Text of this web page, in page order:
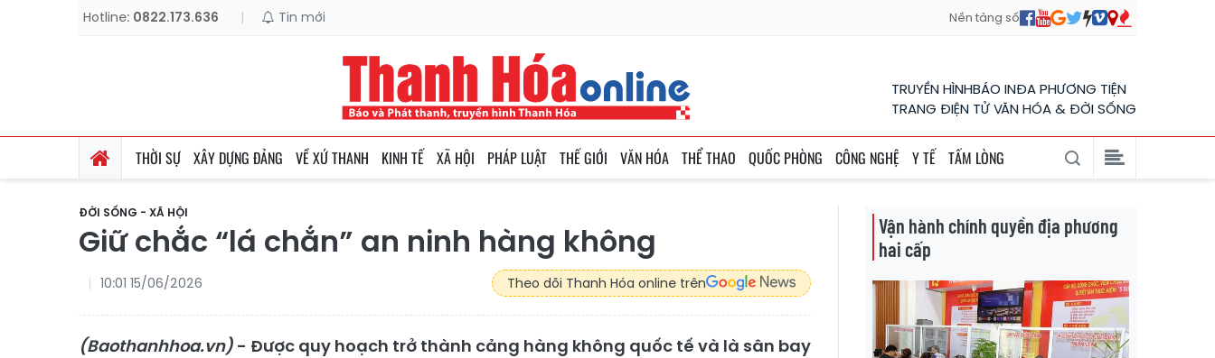
Hotline: 0822.173.636 | Tin mới Nền tảng số
TRUYỀN HÌNHBÁO INĐA PHƯƠNG TIỆN
TRANG ĐIỆN TỬ VĂN HÓA & ĐỜI SỐNG
THỜI SỰ XÂY DỰNG ĐẢNG VỀ XỨ THANH KINH TẾ XÃ HỘI PHÁP LUẬT THẾ GIỚI VĂN HÓA THỂ THAO QUỐC PHÒNG CÔNG NGHỆ Y TẾ TẤM LÒNG
ĐỜI SỐNG - XÃ HỘI
Giữ chắc “lá chắn” an ninh hàng không
10:01 15/06/2026 Theo dõi Thanh Hóa online trên
(Baothanhhoa.vn) - Được quy hoạch trở thành cảng hàng không quốc tế và là sân bay
Vận hành chính quyền địa phương
hai cấp